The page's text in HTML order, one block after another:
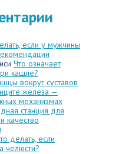
если у мужчины
Что означает
кашле?
вокруг суставов
железа —
механизмах
станция для
качество
делать, если
челюсти?